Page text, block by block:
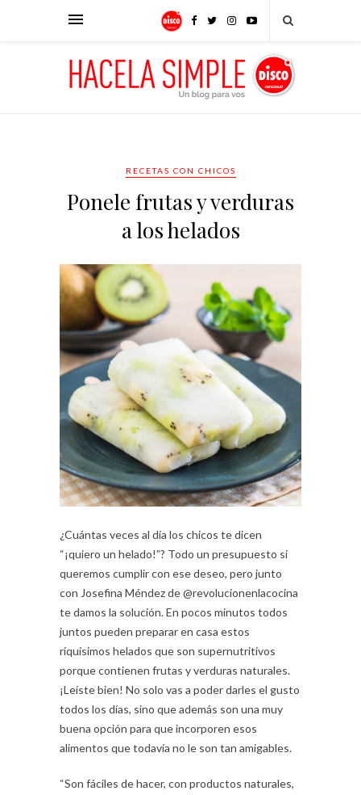
RECETAS CON CHICOS
Ponele frutas y verduras
a los helados
¿Cuántas veces al día los chicos te dicen
“¡quiero un helado!”? Todo un presupuesto si
queremos cumplir con ese deseo, pero junto
con Josefina Méndez de @revolucionenlacocina
te damos la solución. En pocos minutos todos
juntos pueden preparar en casa estos
riquísimos helados que son supernutritivos
porque contienen frutas y verduras naturales.
¡Leíste bien! No solo vas a poder darles el gusto
todos los días, sino que además son una muy
buena opción para que incorporen esos
alimentos que todavía no le son tan amigables.
“Son fáciles de hacer, con productos naturales,